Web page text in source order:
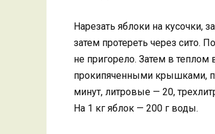
Нарезать яблоки на кусочки,
затем протереть через сито.
не пригорело. Затем в
прокипяченными крышками,
минут, литровые — 20,
На 1 кг яблок — 200 г воды.